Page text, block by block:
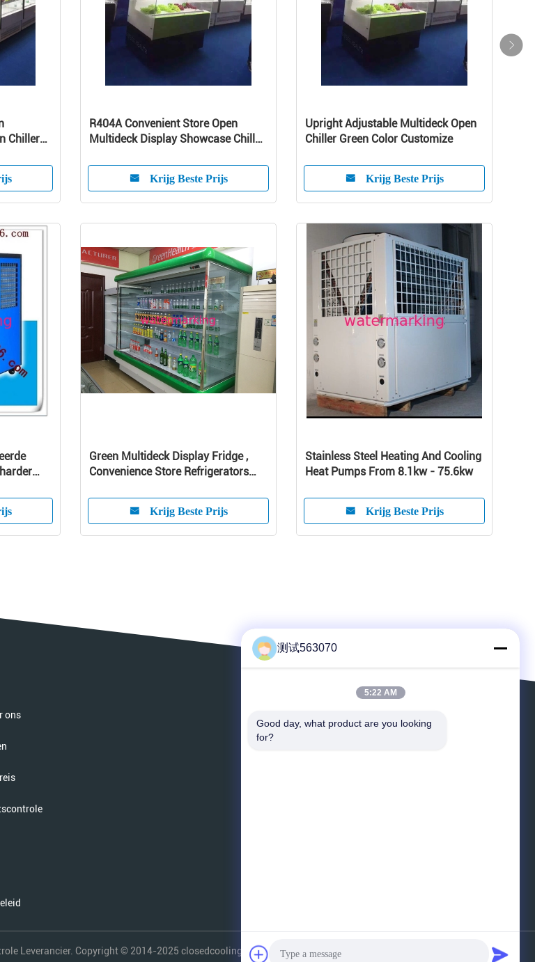
Chiller
R404A Convenient Store Open
Multideck Display Showcase Chiller
Krijg Beste Prijs
Upright Adjustable Multideck Open
Chiller Green Color Customize
Krijg Beste Prijs
Green Multideck Display Fridge ,
Convenience Store Refrigerators
Krijg Beste Prijs
Stainless Steel Heating And Cooling
Heat Pumps From 8.1kw - 75.6kw
Krijg Beste Prijs
ons
Leverancier. Copyright © 2014-2025 closedcoolingtowers.com . Alle rechten voorbehoudena.
测试563070
5:22 AM
Good day, what product are you looking
for?